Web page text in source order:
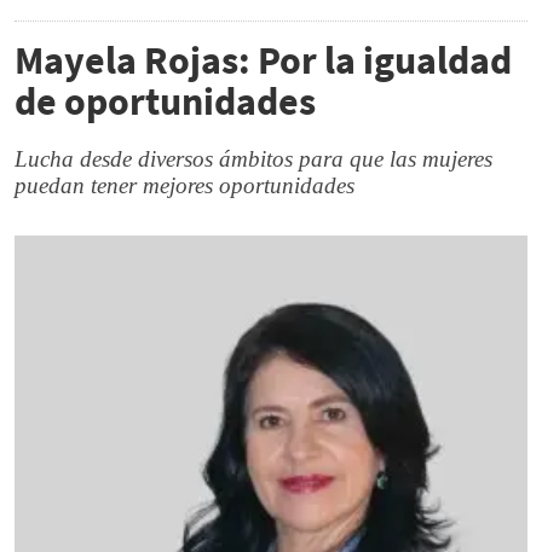
Mayela Rojas: Por la igualdad
de oportunidades
Lucha desde diversos ámbitos para que las mujeres
puedan tener mejores oportunidades